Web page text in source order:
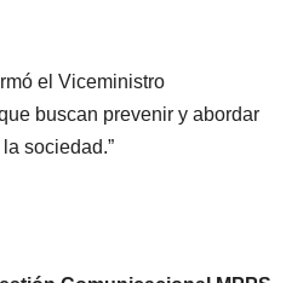
el Viceministro
buscan prevenir y abordar
sociedad.”